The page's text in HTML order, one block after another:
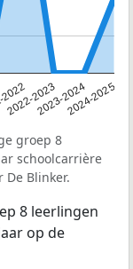
2022-20232023-20242024-2025
groep 8
schoolcarrière
De Blinker.
8 leerlingen
op de